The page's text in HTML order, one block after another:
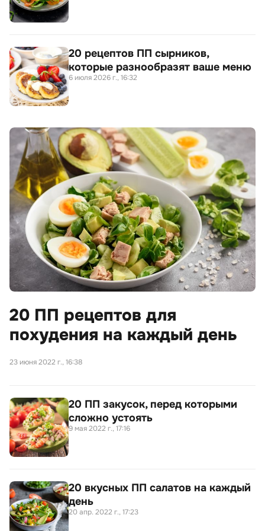
20 рецептов ПП сырников,
которые разнообразят ваше меню
6 июля 2026 г., 16:32
20 ПП рецептов для
похудения на каждый день
23 июня 2022 г., 16:38
20 ПП закусок, перед которыми
сложно устоять
9 мая 2022 г., 17:16
20 вкусных ПП салатов на каждый
день
20 апр. 2022 г., 17:23